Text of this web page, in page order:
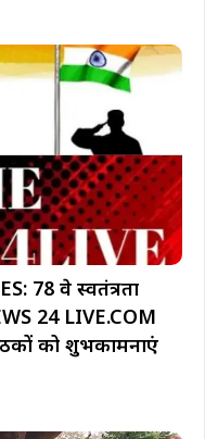
78 वे स्वतंत्रता
24 LIVE.COM
को शुभकामनाएं